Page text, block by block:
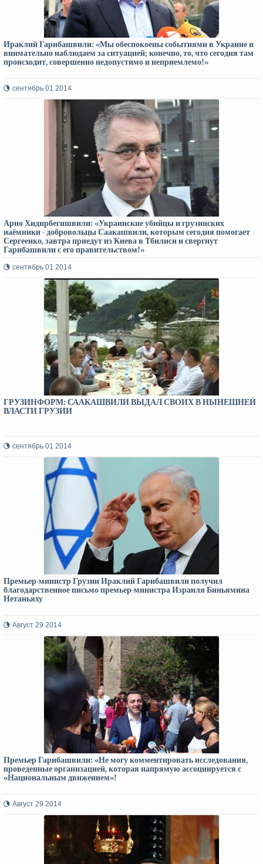
Ираклий Гарибашвили: «Мы обеспокоены событиями в Украине и
внимательно наблюдаем за ситуацией; конечно, то, что сегодня там
происходит, совершенно недопустимо и неприемлемо!»
сентябрь 01 2014
Арно Хидирбегишвили: «Украинские убийцы и грузинских
наёмники - добровольцы Саакашвили, которым сегодня помогает
Сергеенко, завтра приедут из Киева в Тбилиси и свергнут
Гарибашвили с его правительством!»
сентябрь 01 2014
ГРУЗИНФОРМ: СААКАШВИЛИ ВЫДАЛ СВОИХ В НЫНЕШНЕЙ
ВЛАСТИ ГРУЗИИ
сентябрь 01 2014
Премьер-министр Грузии Ираклий Гарибашвили получил
благодарственное письмо премьер-министра Израиля Биньямина
Нетаньяху
Август 29 2014
Премьер Гарибашвили: «Не могу комментировать исследования,
проведенные организацией, которая напрямую ассоциируется с
«Национальным движением»!
Август 29 2014